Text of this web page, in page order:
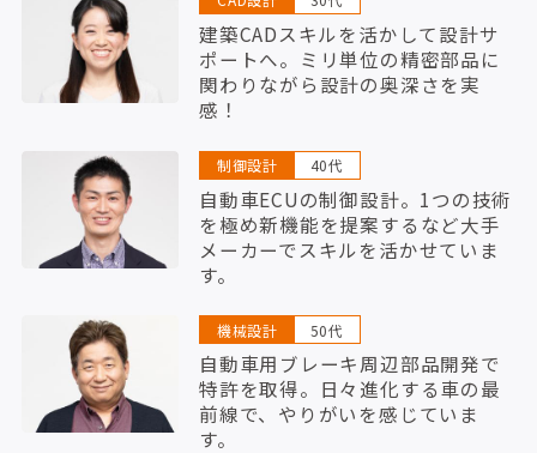
建築CADスキルを活かして設計サ
ポートへ。ミリ単位の精密部品に
関わりながら設計の奥深さを実
感！
制御設計 40代
自動車ECUの制御設計。1つの技術
を極め新機能を提案するなど大手
メーカーでスキルを活かせていま
す。
機械設計 50代
自動車用ブレーキ周辺部品開発で
特許を取得。日々進化する車の最
前線で、やりがいを感じていま
す。